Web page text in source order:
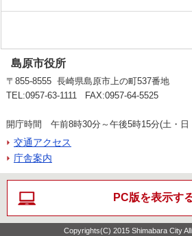
島原市役所
〒855-8555 長崎県島原市上の町537番地
TEL:0957-63-1111 FAX:0957-64-5525
開庁時間 午前8時30分～午後5時15分(土・日
交通アクセス
庁舎案内
PC版を表示す
Copyrights(C) 2015 Shimabara City